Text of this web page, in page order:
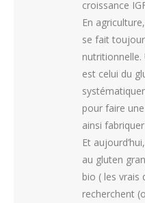
croissance
En
se fait
nutritionnelle.
est celui du
pour faire
ainsi
Et
au gluten
bio ( les vrais
recherchent